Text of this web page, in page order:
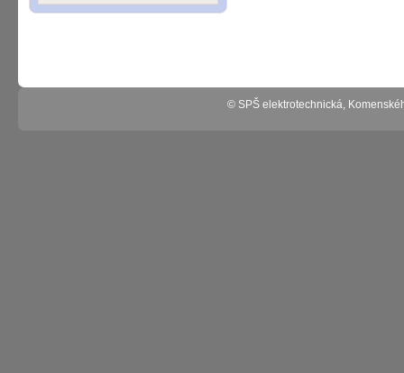
© SPŠ elektrotechnická,